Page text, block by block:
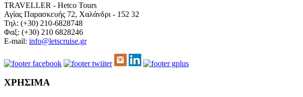
TRAVELLER - Hetco Tours
Αγίας Παρασκευής 72, Χαλάνδρι - 152 32
Τηλ: (+30) 210-6828748
Φαξ: (+30) 210 6828246
E-mail: info@letscruise.gr
ΧΡΗΣΙΜΑ